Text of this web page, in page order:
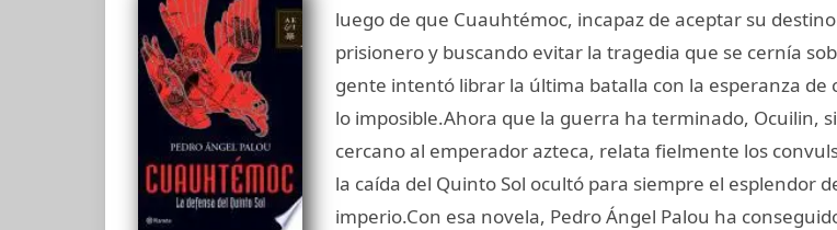
luego de que Cuauhtémoc, incapaz de aceptar su
prisionero y buscando evitar la tragedia que se cernía
gente intentó librar la última batalla con la esperanza de
lo imposible.Ahora que la guerra ha terminado, Ocuilin,
cercano al emperador azteca, relata fielmente los
la caída del Quinto Sol ocultó para siempre el esplendor
imperio.Con esa novela, Pedro Ángel Palou ha